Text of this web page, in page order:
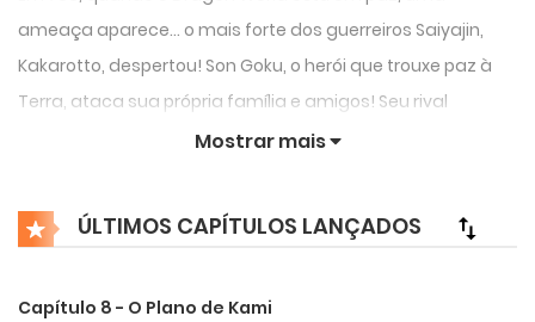
ameaça aparece… o mais forte dos guerreiros Saiyajin,
Kakarotto, despertou! Son Goku, o herói que trouxe paz à
Terra, ataca sua própria família e amigos! Seu rival
predestinado, Vegeta, tenta detê-lo em uma batalha do
tornará do Dragon World…?
Arte de Young Jijii e roteiro de Omada Naoyuki.
Mostrar mais
ÚLTIMOS CAPÍTULOS LANÇADOS
Capítulo 8 - O Plano de Kami